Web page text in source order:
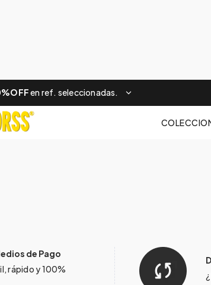
en ref. seleccionadas.
de Pago
rápido y 100%